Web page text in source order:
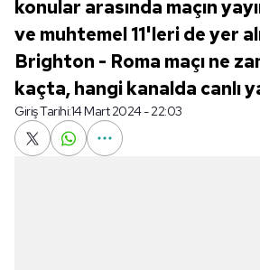
konular arasında maçın
ve muhtemel 11'leri de yer
Brighton - Roma maçı ne
kaçta, hangi kanalda canlı
Giriş Tarihi:14 Mart 2024 - 22:03